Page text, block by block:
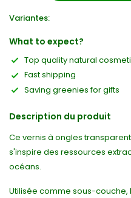
Variantes:
What to expect?
Top quality natural
Fast shipping
Saving greenies for gifts
Description du produit
Ce vernis à ongles
s'inspire des ressources
océans.
Utilisée comme sous-